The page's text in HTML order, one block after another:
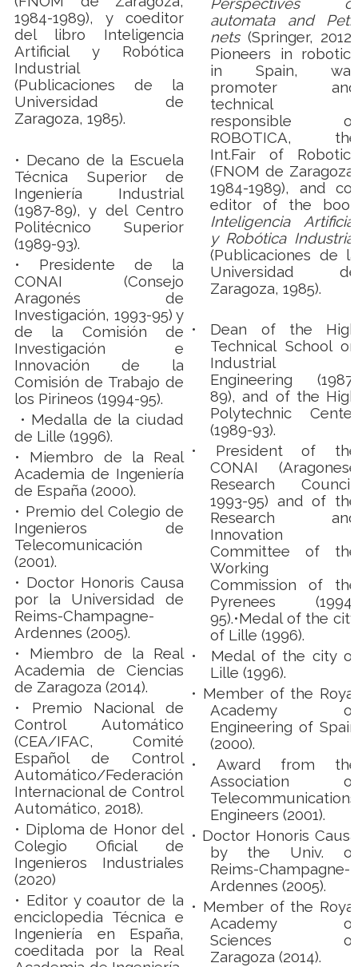
1984-1989), y coeditor
del libro Inteligencia
Artificial y Robótica
Industrial
(Publicaciones de la
Universidad de
Zaragoza, 1985).
• Decano de la Escuela
Técnica Superior de
Ingeniería Industrial
(1987-89), y del Centro
Politécnico Superior
(1989-93).
• Presidente de la
CONAI (Consejo
Aragonés de
Investigación, 1993-95) y
de la Comisión de
Investigación e
Innovación de la
Comisión de Trabajo de
los Pirineos (1994-95).
• Medalla de la ciudad
de Lille (1996).
• Miembro de la Real
Academia de Ingeniería
de España (2000).
• Premio del Colegio de
Ingenieros de
Telecomunicación
(2001).
• Doctor Honoris Causa
por la Universidad de
Reims-Champagne-
Ardennes (2005).
• Miembro de la Real
Academia de Ciencias
de Zaragoza (2014).
• Premio Nacional de
Control Automático
(CEA/IFAC, Comité
Español de Control
Automático/Federación
Internacional de Control
Automático, 2018).
• Diploma de Honor del
Colegio Oficial de
Ingenieros Industriales
(2020)
• Editor y coautor de la
enciclopedia Técnica e
Ingeniería en España,
coeditada por la Real
automata and Petri
nets(Springer, 2012).
Pioneers in robotics
in Spain, was
promoter and
technical
responsible of
ROBOTICA, the
Int.Fair of Robotics
(FNOM de Zaragoza,
1984-1989), and co-
editor of the book
Inteligencia Artificial
y Robótica Industrial
(Publicaciones de la
Universidad de
Zaragoza, 1985).
• Dean of the High
Technical School on
Industrial
Engineering (1987-
89), and of the High
Polytechnic Center
(1989-93).
• President of the
CONAI (Aragonese
Research Council,
1993-95) and of the
Research and
Innovation
Committee of the
Working
Commission of the
Pyrenees (1994-
95).•Medal of the city
of Lille (1996).
• Medal of the city of
Lille (1996).
• Member of the Royal
Academy of
Engineering of Spain
(2000).
• Award from the
Association of
Telecommunications
Engineers (2001).
• Doctor Honoris Causa
by the Univ. of
Reims-Champagne-
Ardennes (2005).
• Member of the Royal
Academy of
Sciences of
Zaragoza (2014).